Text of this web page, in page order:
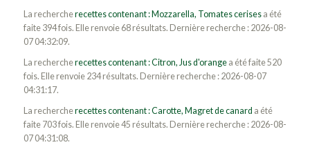
La rechercherecettes contenant : Mozzarella, Tomates cerisesa été
faite 394 fois. Elle renvoie 68 résultats. Dernière recherche : 2026-08-
07 04:32:09.
La rechercherecettes contenant : Citron, Jus d'orangea été faite 520
fois. Elle renvoie 234 résultats. Dernière recherche : 2026-08-07
04:31:17.
La rechercherecettes contenant : Carotte, Magret de canard a été
faite 703 fois. Elle renvoie 45 résultats. Dernière recherche : 2026-08-
07 04:31:08.